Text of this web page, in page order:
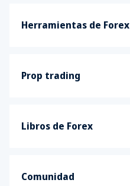
Herramientas de Forex
Prop trading
Libros de Forex
Comunidad